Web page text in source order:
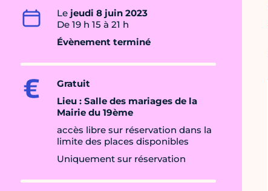
Le jeudi 8 juin 2023
De 19 h 15 à 21 h
Évènement terminé
Gratuit
Lieu : Salle des mariages de la
Mairie du 19ème
accès libre sur réservation dans la
limite des places disponibles
Uniquement sur réservation